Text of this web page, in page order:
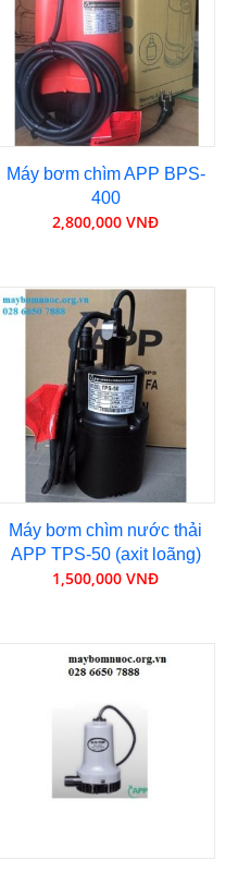
Máy bơm chìm APP BPS-
400
2,800,000 VNĐ
Máy bơm chìm nước thải
APP TPS-50 (axit loãng)
1,500,000 VNĐ